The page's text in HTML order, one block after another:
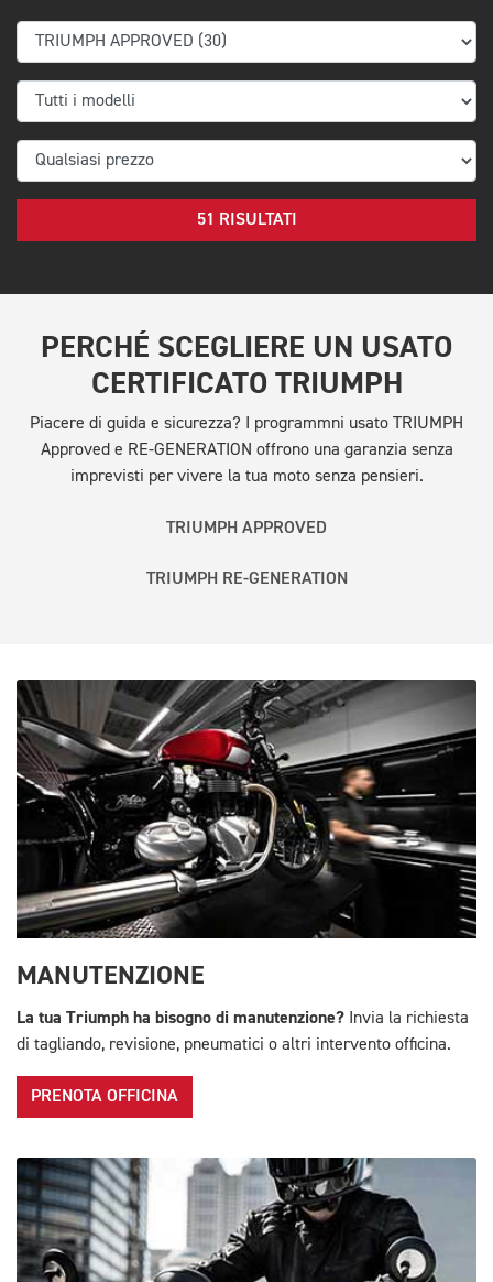
51 RISULTATI
PERCHÉ SCEGLIERE UN USATO
CERTIFICATO TRIUMPH
Piacere di guida e sicurezza? I programmni usato TRIUMPH
Approved e RE-GENERATION offrono una garanzia senza
imprevisti per vivere la tua moto senza pensieri.
TRIUMPH APPROVED
TRIUMPH RE-GENERATION
MANUTENZIONE
La tua Triumph ha bisogno di manutenzione? Invia la richiesta
di tagliando, revisione, pneumatici o altri intervento officina.
PRENOTA OFFICINA